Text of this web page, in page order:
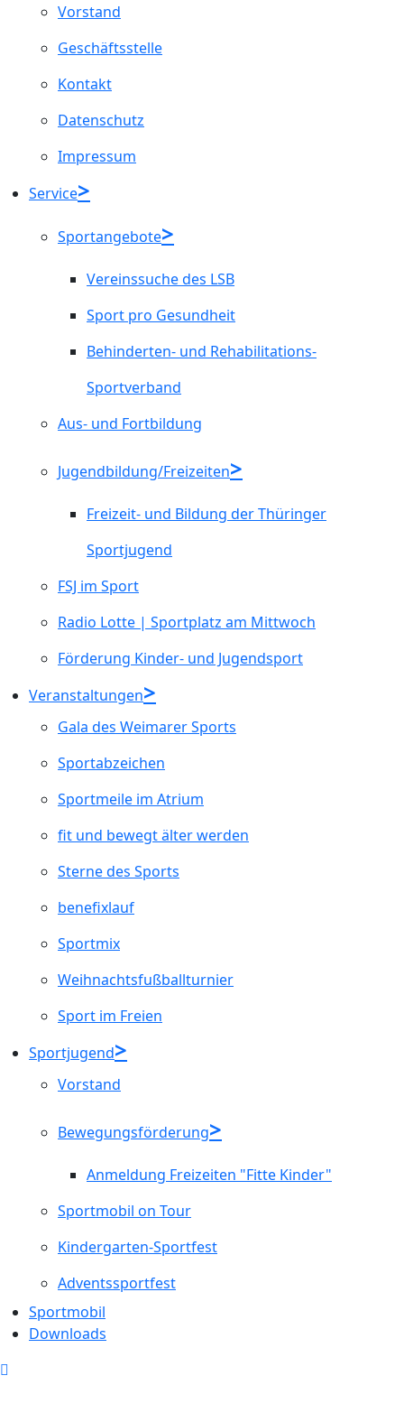
Vorstand
Geschäftsstelle
Kontakt
Datenschutz
Impressum
Service
Sportangebote
Vereinssuche des LSB
Sport pro Gesundheit
Behinderten- und Rehabilitations-
Sportverband
Aus- und Fortbildung
Jugendbildung/Freizeiten
Freizeit- und Bildung der Thüringer
Sportjugend
FSJ im Sport
Radio Lotte | Sportplatz am Mittwoch
Förderung Kinder- und Jugendsport
Veranstaltungen
Gala des Weimarer Sports
Sportabzeichen
Sportmeile im Atrium
fit und bewegt älter werden
Sterne des Sports
benefixlauf
Sportmix
Weihnachtsfußballturnier
Sport im Freien
Sportjugend
Vorstand
Bewegungsförderung
Anmeldung Freizeiten "Fitte Kinder"
Sportmobil on Tour
Kindergarten-Sportfest
Adventssportfest
Sportmobil
Downloads